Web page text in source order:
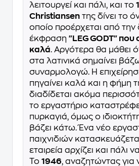
λειτουργεί και πάλι, και το
Christiansen της δίνει το
οποίο προέρχεται από την
έκφραση "LEG GODT" που
καλά. Αργότερα θα μάθει
στα λατινικά σημαίνει
συναρμολογώ. Η
πηγαίνει καλά και η φήμη
διαδίδεται ακόμα
το εργαστήριο
πυρκαγιά, όμως ο
βάζει κάτω. Ένα νέο
παιχνιδιών
εταιρεία αρχίζει και πάλι
Το 1946, αναζητώντας για